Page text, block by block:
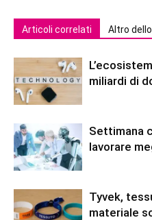
Articoli correlati Altro
miliardi di
Settimana
lavorare
Tyvek,
materiale